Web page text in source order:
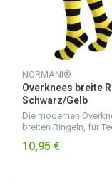
NORMANI®
Overknees breite
Schwarz/Gelb
Die modernen
breiten Ringeln, für
breitgefächerten
10,95 €